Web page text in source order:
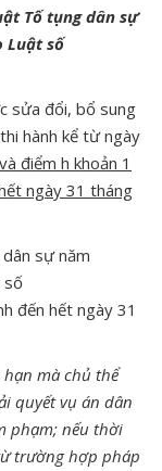
Tố tụng dân sự
Luật số
sửa đổi, bổ sung
hành kể từ ngày
điểm h khoản 1
ngày 31 tháng
sự năm
số
đến hết ngày 31
mà chủ thể
quyết vụ án dân
phạm; nếu thời
trường hợp pháp